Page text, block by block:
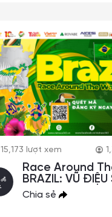
15,173 lượt xem
Race Around
BRAZIL: VŨ ĐIỆU
Chia sẻ